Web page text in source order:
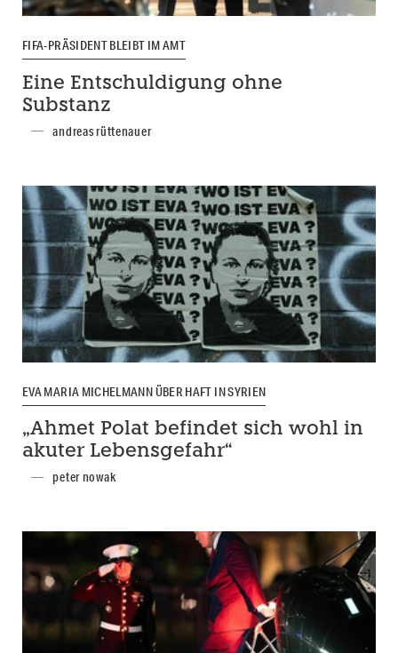
FIFA-PRÄSIDENT BLEIBT IM AMT
Eine Entschuldigung ohne
Substanz
andreas rüttenauer
EVA MARIA MICHELMANN ÜBER HAFT IN SYRIEN
„Ahmet Polat befindet sich wohl in
akuter Lebensgefahr“
peter nowak